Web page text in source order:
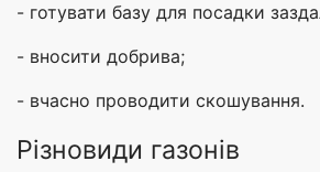
- готувати базу для посадки
- вносити добрива;
- вчасно проводити скошування.
Різновиди газонів